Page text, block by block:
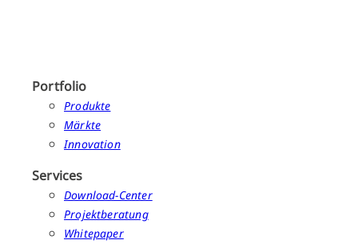
Portfolio
Produkte
Märkte
Innovation
Services
Download-Center
Projektberatung
Whitepaper